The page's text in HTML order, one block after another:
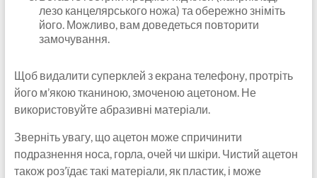
лезо канцелярського ножа) та обережно зніміть
його. Можливо, вам доведеться повторити
замочування.
Щоб видалити суперклей з екрана телефону, протріть
його м’якою тканиною, змоченою ацетоном. Не
використовуйте абразивні матеріали.
Зверніть увагу, що ацетон може спричинити
подразнення носа, горла, очей чи шкіри. Чистий ацетон
також роз’їдає такі матеріали, як пластик, і може